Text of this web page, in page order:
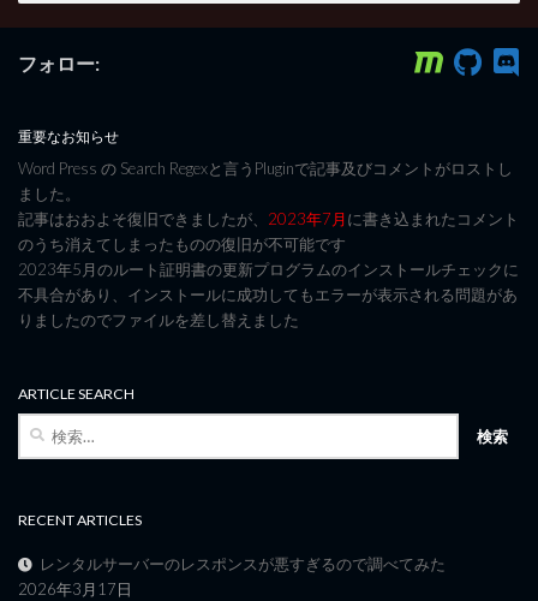
フォロー:
重要なお知らせ
Word Press の Search Regexと言うPluginで記事及びコメントがロストし
ました。
記事はおおよそ復旧できましたが、 2023年7月に書き込まれたコメント
のうち消えてしまったものの復旧が不可能です
2023年5月のルート証明書の更新プログラムのインストールチェックに
不具合があり、インストールに成功してもエラーが表示される問題があ
りましたのでファイルを差し替えました
ARTICLE SEARCH
RECENT ARTICLES
レンタルサーバーのレスポンスが悪すぎるので調べてみた
2026年3月17日